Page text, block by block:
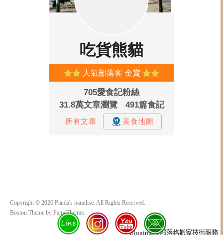
Copyright © 2026 Panda's paradise. All Rights Reserved.
Boston Theme by FameThemes
Blogimove部落格搬家技術服務